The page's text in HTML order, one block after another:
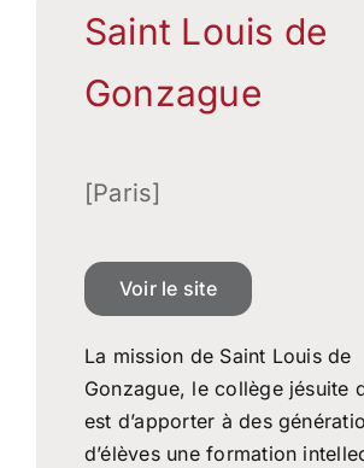
Saint Louis de
Gonzague
[Paris]
Voir le site
La mission de Saint Louis de
Gonzague, le collège jésuite
est d’apporter à des
d’élèves une formation